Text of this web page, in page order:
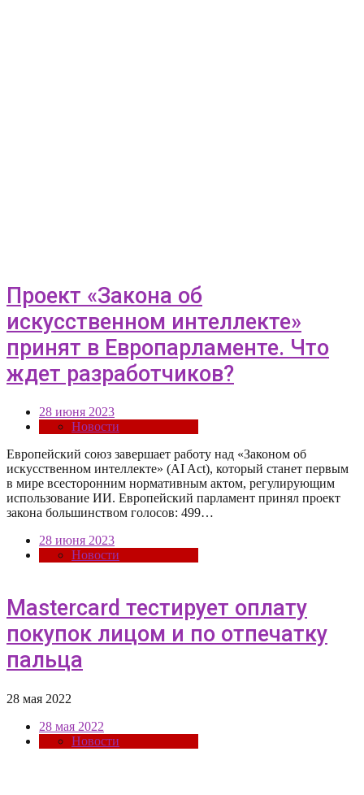
Проект «Закона об
искусственном интеллекте»
принят в Европарламенте. Что
ждет разработчиков?
28 июня 2023
Новости
Европейский союз завершает работу над «Законом об
искусственном интеллекте» (AI Act), который станет первым
в мире всесторонним нормативным актом, регулирующим
использование ИИ. Европейский парламент принял проект
закона большинством голосов: 499…
28 июня 2023
Новости
Mastercard тестирует оплату
покупок лицом и по отпечатку
пальца
28 мая 2022
28 мая 2022
Новости